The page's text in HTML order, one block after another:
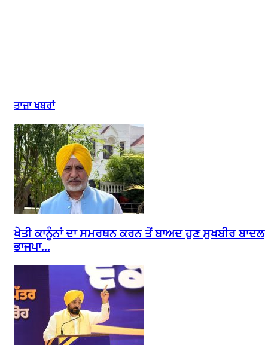
ਤਾਜ਼ਾ ਖਬਰਾਂ
ਖੇਤੀ ਕਾਨੂੰਨਾਂ ਦਾ ਸਮਰਥਨ ਕਰਨ ਤੋਂ ਬਾਅਦ ਹੁਣ ਸੁਖਬੀਰ ਬਾਦਲ
ਭਾਜਪਾ...